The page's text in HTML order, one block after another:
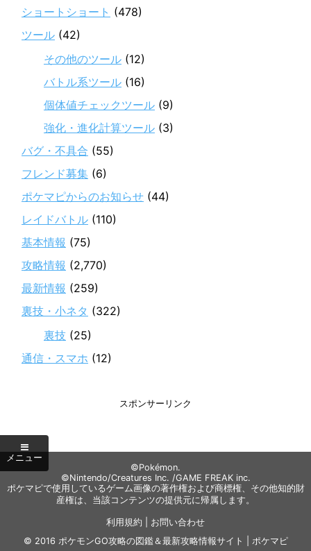
ショートショート (478)
ツール (42)
その他のツール (12)
バトル系ツール (16)
個体値チェックツール (9)
強化・進化計算ツール (3)
バグ・不具合 (55)
フレンド募集 (6)
ポケマピからのお知らせ (44)
レイドバトル (110)
基本情報 (75)
攻略情報 (2,770)
最新情報 (259)
裏技・小ネタ (322)
裏技 (25)
通信・スマホ (12)
スポンサーリンク
©Pokémon.
©Nintendo/Creatures Inc. /GAME FREAK inc.
ポケマピで使用しているゲーム画像の著作権および商標権、その他知的財
産権は、当該コンテンツの提供元に帰属します。
利用規約
お問い合わせ
© 2016 ポケモンGO攻略の図鑑＆最新攻略情報サイト | ポケマピ